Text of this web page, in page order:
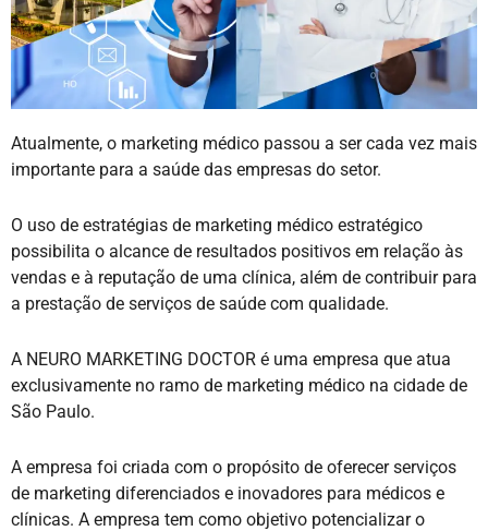
Atualmente, o marketing médico passou a ser cada vez mais
importante para a saúde das empresas do setor.
O uso de estratégias de marketing médico estratégico
possibilita o alcance de resultados positivos em relação às
vendas e à reputação de uma clínica, além de contribuir para
a prestação de serviços de saúde com qualidade.
A NEURO MARKETING DOCTOR é uma empresa que atua
exclusivamente no ramo de marketing médico na cidade de
São Paulo.
A empresa foi criada com o propósito de oferecer serviços
de marketing diferenciados e inovadores para médicos e
clínicas. A empresa tem como objetivo potencializar o